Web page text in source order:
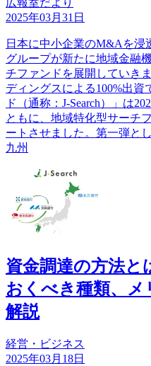
広報室だより
2025年03月31日
日本に中小企業のM&Aを
グループが新たに地域金融
チファンドを展開していき
ディングスによる100%出
ド（通称：J‐Search）」は
ともに、地域特化型サーチ
ートさせました。第一弾と
九州
資金調達の方法と
おくべき種類、
解説
経営・ビジネス
2025年03月18日